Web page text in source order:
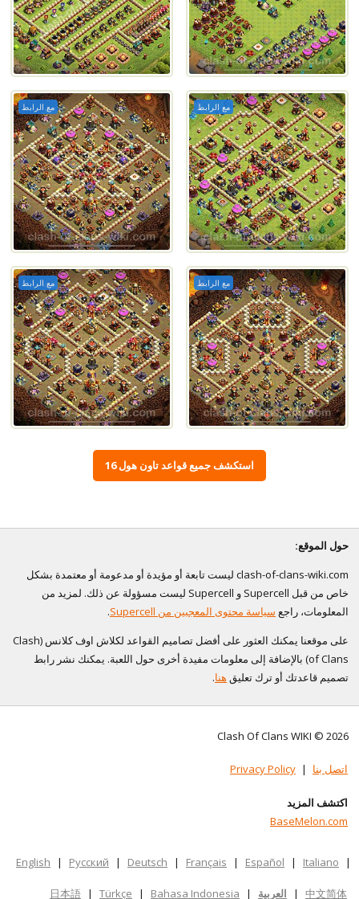
مع الرابط مع الرابط
مع الرابط مع الرابط
استكشف جميع قواعد تاون هول 16
حول الموقع:
clash-of-clans-wiki.com ليست تابعة أو مؤيدة أو مدعومة أو معتمدة بشكل
خاص من قبل Supercell و Supercell ليست مسؤولة عن ذلك. لمزيد من
المعلومات، راجع سياسة محتوى المعجبين من Supercell
.
على موقعنا يمكنك العثور على أفضل تصاميم القواعد لكلاش اوف كلانس (Clash
of Clans) بالإضافة إلى معلومات مفيدة أخرى حول اللعبة. يمكنك نشر رابط
تصميم قاعدتك أو ترك تعليق هنا.
Clash Of Clans WIKI © 2026
اتصل بنا |
Privacy Policy
اكتشف المزيد
BaseMelon.com
English | Русский | Deutsch | Français | Español | Italiano |
中文简体
| العربية |
日本語 | Türkçe | Bahasa Indonesia